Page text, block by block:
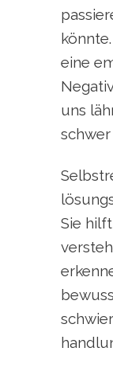
eine
uns
Sie